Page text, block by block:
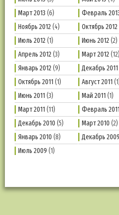
Март 2013 (6) Февраль
Ноябрь 2012(4) Октябрь 2012
Июль 2012(1) Июнь 2012(2)
Апрель 2012(3) Март 2012(12)
Январь 2012(9) Декабрь 2011
Октябрь 2011 (1) Август 2011
Июнь 2011 (3) Май 2011 (1)
Март 2011 (11) Февраль 2011
Декабрь 2010 (5) Март 2010 (2)
Январь 2010 (8) Декабрь 2009
Июль 2009 (1)